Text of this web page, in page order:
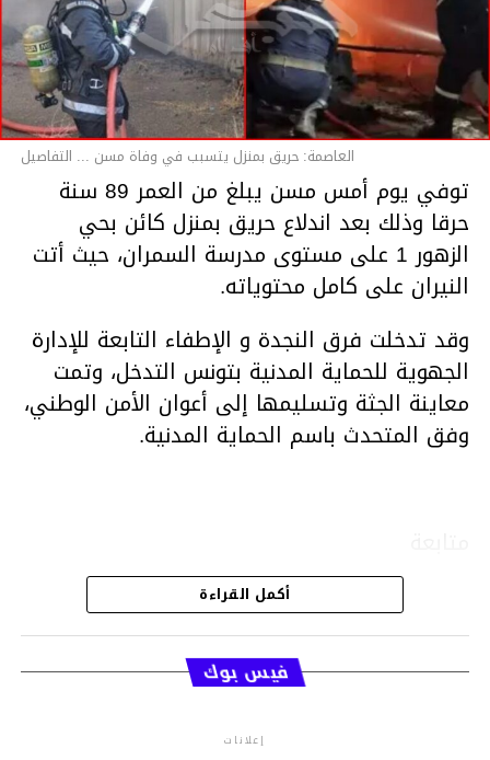
العاصمة: حريق بمنزل يتسبب في وفاة مسن ... التفاصيل
توفي يوم أمس مسن يبلغ من العمر 89 سنة
حرقا وذلك بعد اندلاع حريق بمنزل كائن بحي
الزهور 1 على مستوى مدرسة السمران، حيث أتت
النيران على كامل محتوياته.
وقد تدخلت فرق النجدة و الإطفاء التابعة للإدارة
الجهوية للحماية المدنية بتونس التدخل، وتمت
معاينة الجثة وتسليمها إلى أعوان الأمن الوطني،
وفق المتحدث باسم الحماية المدنية.
قسم الاخبار
أكمل القراءة
فيس بوك
إعلانات